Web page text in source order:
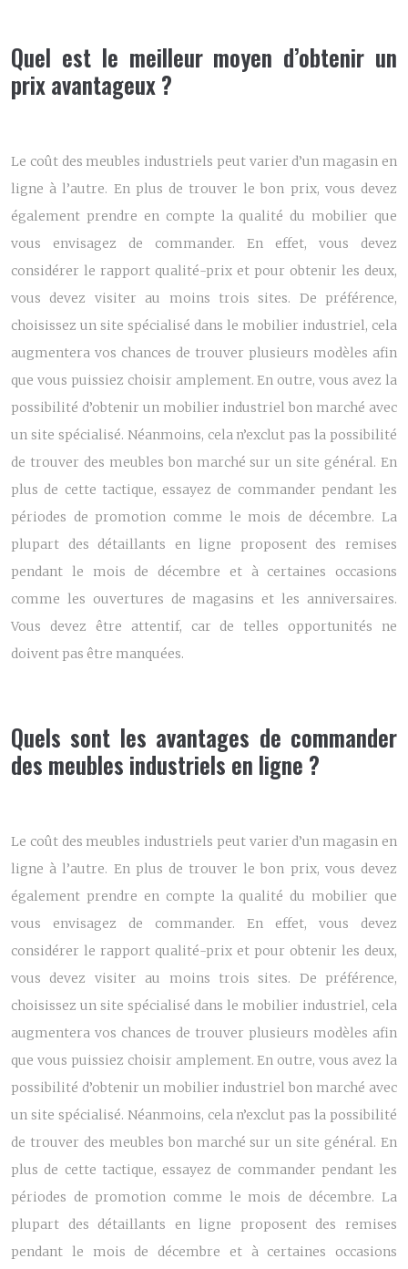
Quel est le meilleur moyen d’obtenir un
prix avantageux ?
Le coût des meubles industriels peut varier d’un magasin en
ligne à l’autre. En plus de trouver le bon prix, vous devez
également prendre en compte la qualité du mobilier que
vous envisagez de commander. En effet, vous devez
considérer le rapport qualité-prix et pour obtenir les deux,
vous devez visiter au moins trois sites. De préférence,
choisissez un site spécialisé dans le mobilier industriel, cela
augmentera vos chances de trouver plusieurs modèles afin
que vous puissiez choisir amplement. En outre, vous avez la
possibilité d’obtenir un mobilier industriel bon marché avec
un site spécialisé. Néanmoins, cela n’exclut pas la possibilité
de trouver des meubles bon marché sur un site général. En
plus de cette tactique, essayez de commander pendant les
périodes de promotion comme le mois de décembre. La
plupart des détaillants en ligne proposent des remises
pendant le mois de décembre et à certaines occasions
comme les ouvertures de magasins et les anniversaires.
Vous devez être attentif, car de telles opportunités ne
doivent pas être manquées.
Quels sont les avantages de commander
des meubles industriels en ligne ?
Le coût des meubles industriels peut varier d’un magasin en
ligne à l’autre. En plus de trouver le bon prix, vous devez
également prendre en compte la qualité du mobilier que
vous envisagez de commander. En effet, vous devez
considérer le rapport qualité-prix et pour obtenir les deux,
vous devez visiter au moins trois sites. De préférence,
choisissez un site spécialisé dans le mobilier industriel, cela
augmentera vos chances de trouver plusieurs modèles afin
que vous puissiez choisir amplement. En outre, vous avez la
possibilité d’obtenir un mobilier industriel bon marché avec
un site spécialisé. Néanmoins, cela n’exclut pas la possibilité
de trouver des meubles bon marché sur un site général. En
plus de cette tactique, essayez de commander pendant les
périodes de promotion comme le mois de décembre. La
plupart des détaillants en ligne proposent des remises
pendant le mois de décembre et à certaines occasions